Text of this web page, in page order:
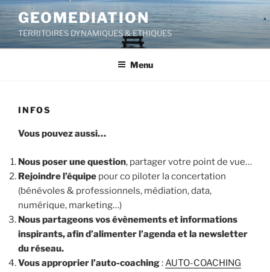
Skip
to
content
GEOMEDIATION
TERRITOIRES DYNAMIQUES & ETHIQUES
Menu
INFOS
Vous pouvez aussi…
Nous poser une question, partager votre point de vue…
Rejoindre l’équipe pour co piloter la concertation
(bénévoles & professionnels, médiation, data,
numérique, marketing…)
Nous partageons vos évènements et informations
inspirants, afin d’alimenter l’agenda et la newsletter
du réseau.
Vous approprier l’auto-coaching: AUTO-COACHING